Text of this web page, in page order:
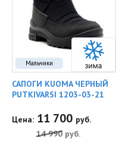
Мальчики
САПОГИ KUOMA ЧЕРНЫЙ
PUTKIVARSI 1203-03-21
Цена: 11 700 руб.
14 990 руб.